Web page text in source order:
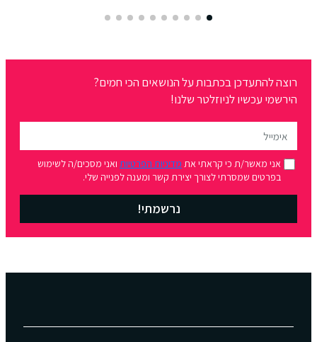
רוצה להתעדכן בכתבות על הנושאים הכי חמים?
הירשמי עכשיו לניוזלטר שלנו!
אני מאשר/ת כי קראתי את מדיניות הפרטיות ואני מסכים/ה לשימוש
בפרטים שמסרתי לצורך יצירת קשר ומענה לפנייה שלי.
נרשמתי!